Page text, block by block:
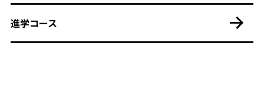
進学コース